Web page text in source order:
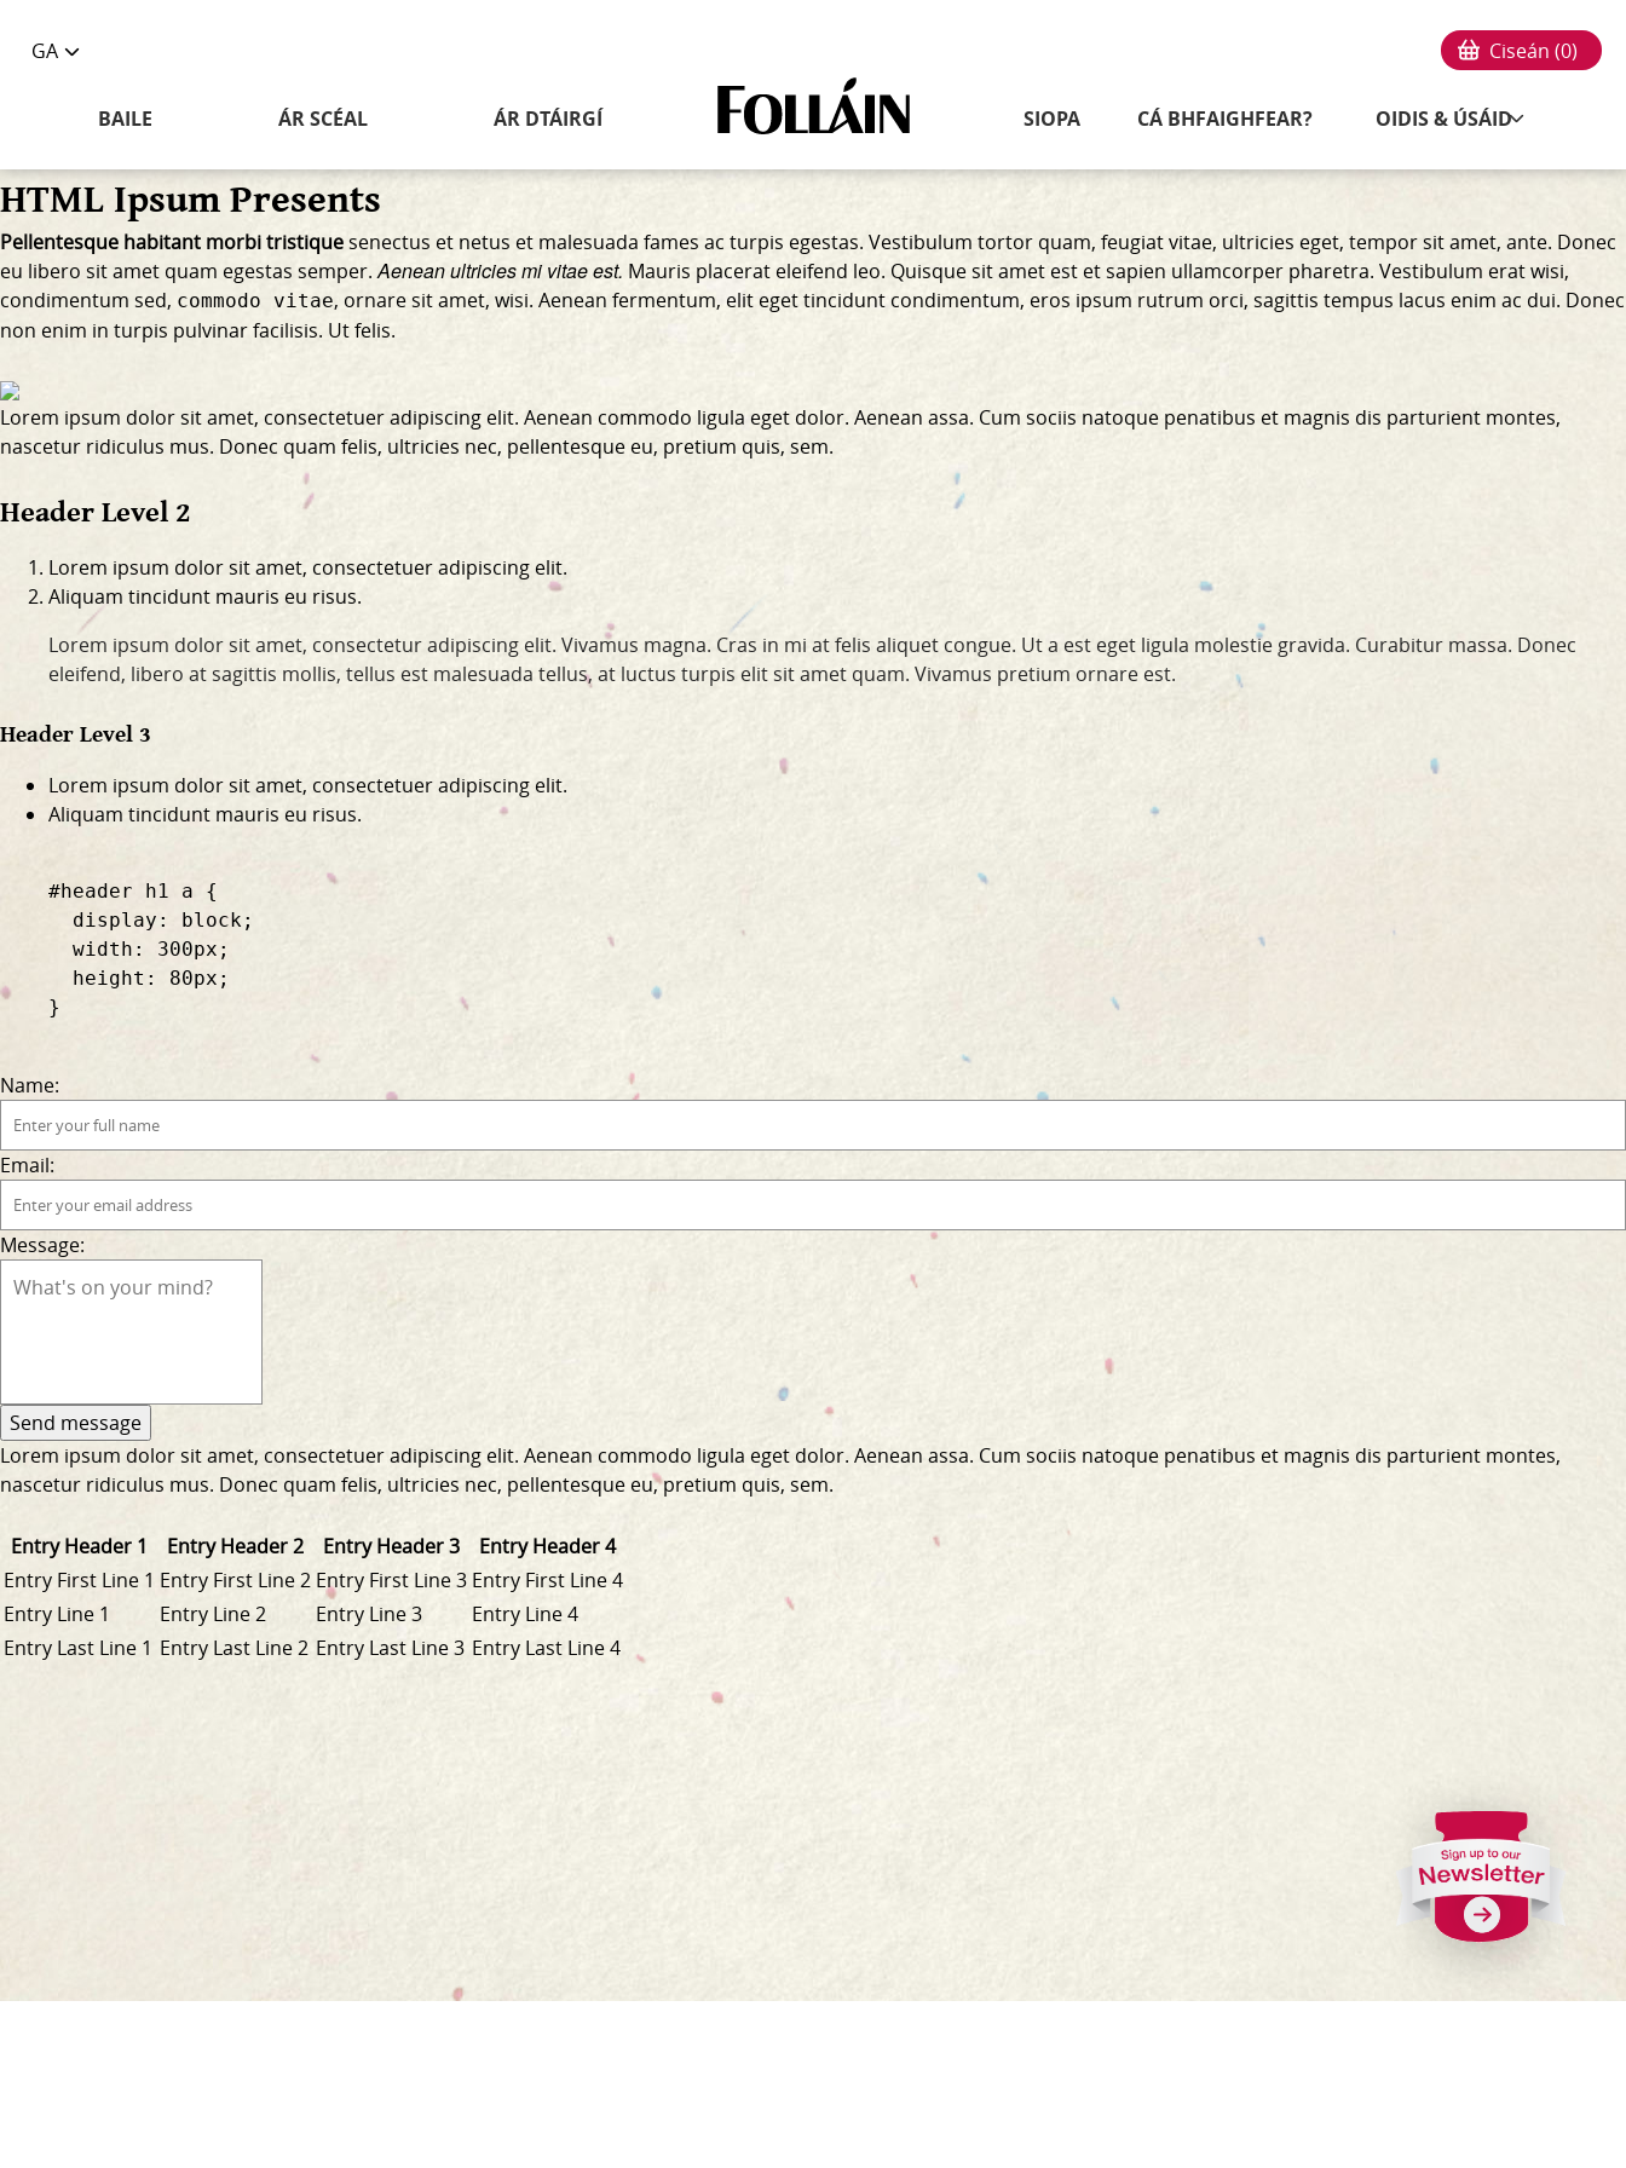
GA
language
Ciseán (0)
BAILE ÁR SCÉAL ÁR DTÁIRGÍ
Nasc
an
baile
SIOPA CÁ BHFAIGHFEAR? OIDIS & ÚSÁID
HTML Ipsum Presents
Pellentesque habitant morbi tristiquesenectus et netus et malesuada fames ac turpis egestas. Vestibulum tortor quam, feugiat vitae, ultricies eget, tempor sit amet, ante. Donec
eu libero sit amet quam egestas semper.Aenean ultricies mi vitae est. Mauris placerat eleifend leo. Quisque sit amet est et sapien ullamcorper pharetra. Vestibulum erat wisi,
condimentum sed, commodo vitae, ornare sit amet, wisi. Aenean fermentum, elit eget tincidunt condimentum, eros ipsum rutrum orci, sagittis tempus lacus enim ac dui. Donec
non enim in turpis pulvinar facilisis. Ut felis.
Lorem ipsum dolor sit amet, consectetuer adipiscing elit. Aenean commodo ligula eget dolor. Aenean assa. Cum sociis natoque penatibus et magnis dis parturient montes,
nascetur ridiculus mus. Donec quam felis, ultricies nec, pellentesque eu, pretium quis, sem.
Header Level 2
Lorem ipsum dolor sit amet, consectetuer adipiscing elit.
Aliquam tincidunt mauris eu risus.
Lorem ipsum dolor sit amet, consectetur adipiscing elit. Vivamus magna. Cras in mi at felis aliquet congue. Ut a est eget ligula molestie gravida. Curabitur massa. Donec
eleifend, libero at sagittis mollis, tellus est malesuada tellus, at luctus turpis elit sit amet quam. Vivamus pretium ornare est.
Header Level 3
Lorem ipsum dolor sit amet, consectetuer adipiscing elit.
Aliquam tincidunt mauris eu risus.
    #header h1 a {
      display: block;
      width: 300px;
      height: 80px;
    }
Name:
Email:
Message:
Lorem ipsum dolor sit amet, consectetuer adipiscing elit. Aenean commodo ligula eget dolor. Aenean assa. Cum sociis natoque penatibus et magnis dis parturient montes,
nascetur ridiculus mus. Donec quam felis, ultricies nec, pellentesque eu, pretium quis, sem.
Entry Header 1 Entry Header 2 Entry Header 3
Entry Header 4
Entry First Line 1 Entry First Line 2 Entry First Line 3 Entry First Line 4
Entry Line 1
Entry Line 2 Entry Line 3
Entry Line 4
Entry Last Line 1 Entry Last Line 2 Entry Last Line 3 Entry Last Line 4